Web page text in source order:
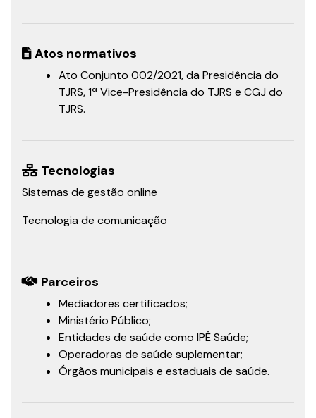
Atos normativos
Ato Conjunto 002/2021, da Presidência do
TJRS, 1ª Vice-Presidência do TJRS e CGJ do
TJRS.
Tecnologias
Sistemas de gestão online
Tecnologia de comunicação
Parceiros
Mediadores certificados;
Ministério Público;
Entidades de saúde como IPÊ Saúde;
Operadoras de saúde suplementar;
Órgãos municipais e estaduais de saúde.